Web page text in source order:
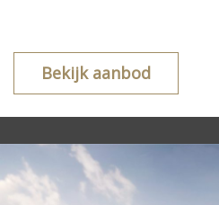
Bekijk aanbod